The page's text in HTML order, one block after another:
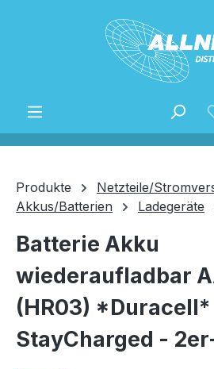
Zum Hauptinhalt springen
Produkte
Netzteile/
Akkus/Batterien
Ladegeräte
Batterie Akku
wiederaufladbar
(HR03) *Duracell*
StayCharged -